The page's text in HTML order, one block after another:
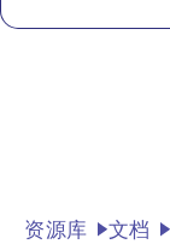
资源库 文档